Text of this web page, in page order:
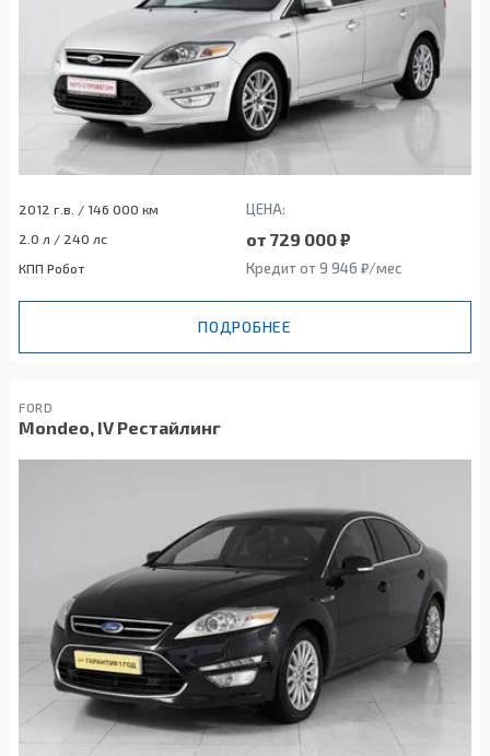
2012 г.в. / 146 000 км ЦЕНА:
2.0 л / 240 лс от 729 000 ₽
КПП Робот Кредит от 9 946 ₽/мес
ПОДРОБНЕЕ
FORD
Mondeo, IV Рестайлинг